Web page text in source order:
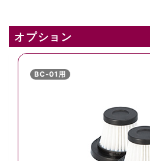
オプション
BC-01用